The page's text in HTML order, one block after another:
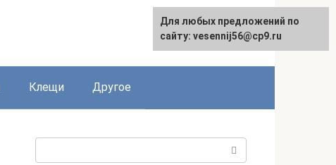
English
Клещи Другое
Для любых предложений по
сайту: vesennij56@cp9.ru